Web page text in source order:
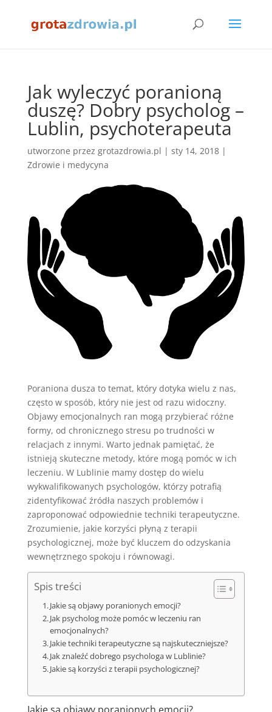
Jak wyleczyć poranioną
duszę? Dobry psycholog –
Lublin, psychoterapeuta
utworzone przez grotazdrowia.pl | sty 14, 2018|
Zdrowie i medycyna
Poraniona dusza to temat, który dotyka wielu z nas,
często w sposób, który nie jest od razu widoczny.
Objawy emocjonalnych ran mogą przybierać różne
formy, od chronicznego stresu po trudności w
relacjach z innymi. Warto jednak pamiętać, że
istnieją skuteczne metody, które mogą pomóc w ich
leczeniu. W Lublinie mamy dostęp do wielu
wykwalifikowanych psychologów, którzy potrafią
zidentyfikować źródła naszych problemów i
zaproponować odpowiednie techniki terapeutyczne.
Zrozumienie, jakie korzyści płyną z terapii
psychologicznej, może być kluczem do odzyskania
wewnętrznego spokoju i równowagi.
Spis treści
Jakie są objawy poranionych emocji?
Jak psycholog może pomóc w leczeniu ran
emocjonalnych?
Jakie techniki terapeutyczne są najskuteczniejsze?
Jak znaleźć dobrego psychologa w Lublinie?
Jakie są korzyści z terapii psychologicznej?